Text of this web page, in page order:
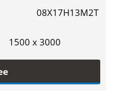
08Х17Н13М2Т
1500 x 3000